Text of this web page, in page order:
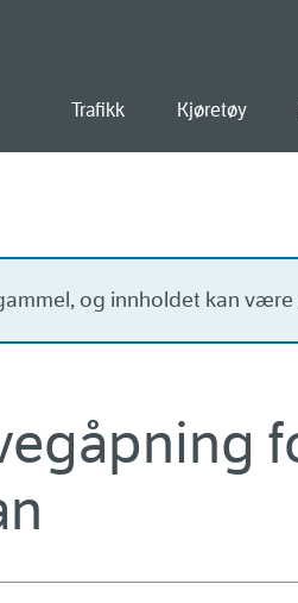
Trafikk Kjøretøy
og innholdet kan